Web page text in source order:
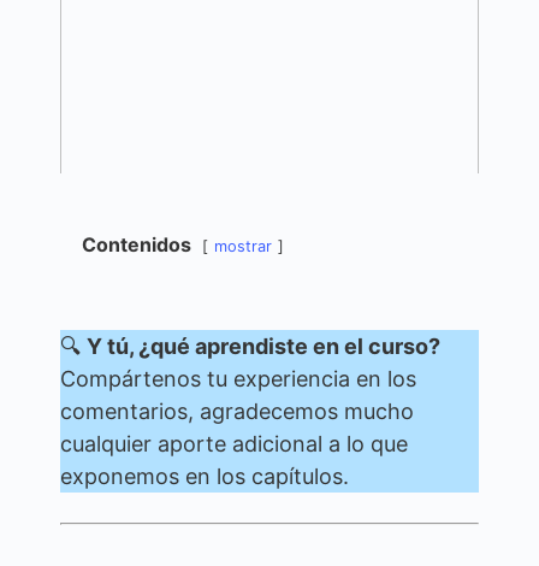
Contenidos mostrar
🔍 Y tú, ¿qué aprendiste en el curso?
Compártenos tu experiencia en los
comentarios, agradecemos mucho
cualquier aporte adicional a lo que
exponemos en los capítulos.